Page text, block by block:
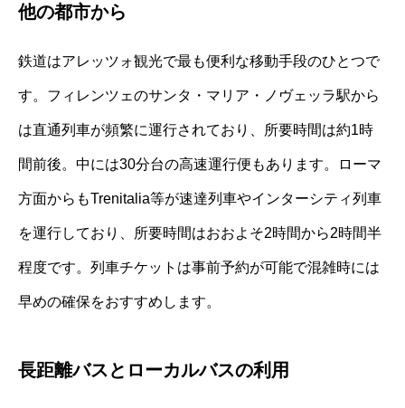
他の都市から
鉄道はアレッツォ観光で最も便利な移動手段のひとつで
す。フィレンツェのサンタ・マリア・ノヴェッラ駅から
は直通列車が頻繁に運行されており、所要時間は約1時
間前後。中には30分台の高速運行便もあります。ローマ
方面からもTrenitalia等が速達列車やインターシティ列車
を運行しており、所要時間はおおよそ2時間から2時間半
程度です。列車チケットは事前予約が可能で混雑時には
早めの確保をおすすめします。
長距離バスとローカルバスの利用